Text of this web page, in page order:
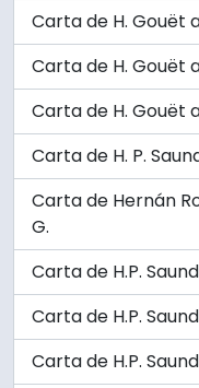
Carta de H. Gouët
Carta de H. Gouët
Carta de H. Gouët
Carta de H. P.
Carta de Hernán
G.
Carta de H.P.
Carta de H.P.
Carta de H.P.